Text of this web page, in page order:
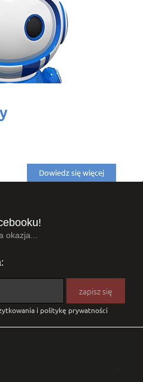
Dowiedz się więcej
okazja...
i politykę prywatności